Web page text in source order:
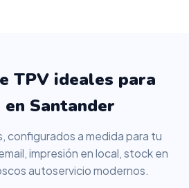
TPV ideales para
en Santander
configurados a medida para tu
impresión en local, stock en
autoservicio modernos.